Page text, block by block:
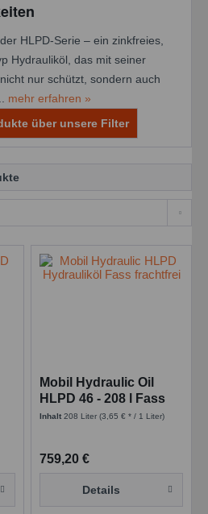
HLPD-Serie – ein zinkfreies,
Hydrauliköl, das mit seiner
nur schützt, sondern auch
mehr erfahren »
über unsere Filter
Mobil Hydraulic Oil
HLPD 46 - 208 l Fass
Inhalt208 Liter(3,65 € * / 1 Liter)
759,20 €
Details